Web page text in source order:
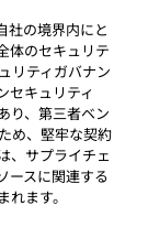
社の境界内にと
体のセキュリテ
リティガバナン
セキュリティ
り、第三者ベン
め、堅牢な契約
、サプライチェ
ースに関連する
ます。